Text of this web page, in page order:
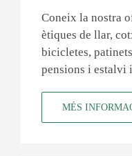
Coneix la nostra
ètiques de llar,
bicicletes,
pensions i estalvi
MÉS